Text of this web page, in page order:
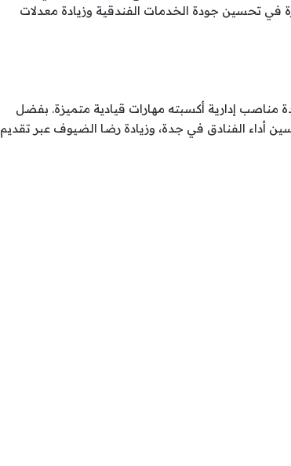
في تحسين جودة الخدمات الفندقية وزيادة معدلات
مناصب إدارية أكسبته مهارات قيادية متميزة. بفضل
أداء الفنادق في جدة، وزيادة رضا الضيوف عبر تقديم